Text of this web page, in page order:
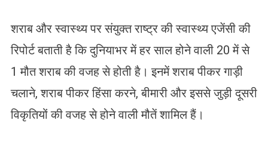
शराब और स्वास्थ्य पर संयुक्त राष्ट्र की स्वास्थ्य एजेंसी की
रिपोर्ट बताती है कि दुनियाभर में हर साल होने वाली 20 में से
1 मौत शराब की वजह से होती है। इनमें शराब पीकर गाड़ी
चलाने, शराब पीकर हिंसा करने, बीमारी और इससे जुड़ी दूसरी
विकृतियों की वजह से होने वाली मौतें शामिल हैं।